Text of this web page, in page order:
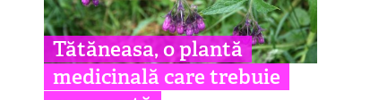
Tătăneasa, o plantă
medicinală care trebuie